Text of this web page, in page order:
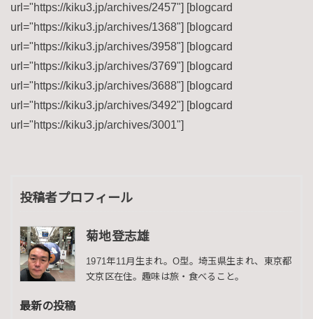
url="https://kiku3.jp/archives/2457"] [blogcard
url="https://kiku3.jp/archives/1368"] [blogcard
url="https://kiku3.jp/archives/3958"] [blogcard
url="https://kiku3.jp/archives/3769"] [blogcard
url="https://kiku3.jp/archives/3688"] [blogcard
url="https://kiku3.jp/archives/3492"] [blogcard
url="https://kiku3.jp/archives/3001"]
投稿者プロフィール
菊地登志雄
1971年11月生まれ。O型。埼玉県生まれ、東京都
文京区在住。趣味は旅・食べること。
最新の投稿